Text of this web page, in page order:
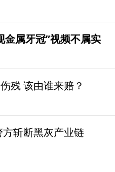
金属牙冠”视频不属实
残 该由谁来赔？
斩断黑灰产业链